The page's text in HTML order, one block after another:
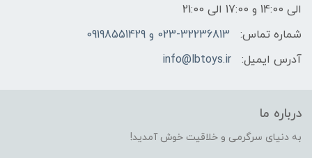
الی 14:00 و 17:00 الی 21:00
شماره تماس:
023-32236813 و 09198551429
آدرس ایمیل:
info@lbtoys.ir
درباره ما
به دنیای سرگرمی و خلاقیت خوش آمدید!